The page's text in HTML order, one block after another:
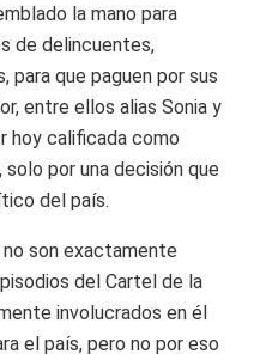
la mano para
de delincuentes,
que paguen por sus
entre ellos alias Sonia y
hoy calificada como
solo por una decisión que
del país.
son exactamente
del Cartel de la
involucrados en él
el país, pero no por eso